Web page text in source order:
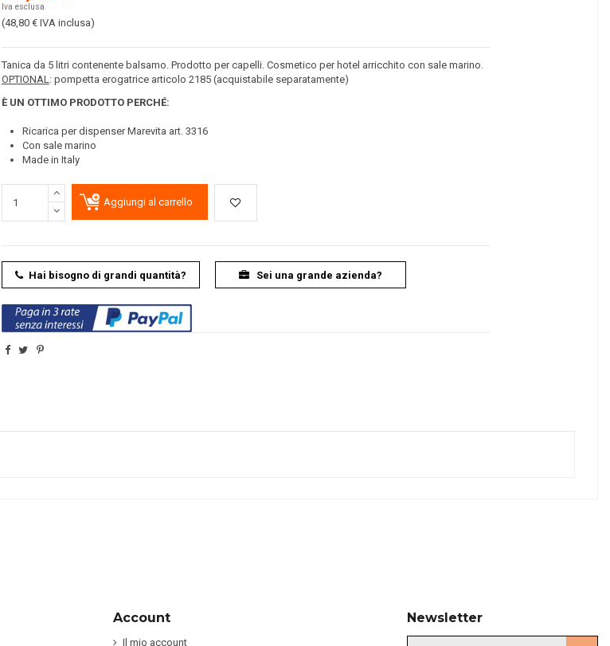
Iva esclusa
(48,80 € IVA inclusa)
Tanica da 5 litri contenente balsamo. Prodotto per capelli. Cosmetico per hotel arricchito con sale marino.
OPTIONAL: pompetta erogatrice articolo 2185 (acquistabile separatamente)
È UN OTTIMO PRODOTTO PERCHÉ:
Ricarica per dispenser Marevita art. 3316
Con sale marino
Made in Italy
Aggiungi al carrello
Hai bisogno di grandi quantità? Sei una grande azienda?
Account
Il mio account
Newsletter